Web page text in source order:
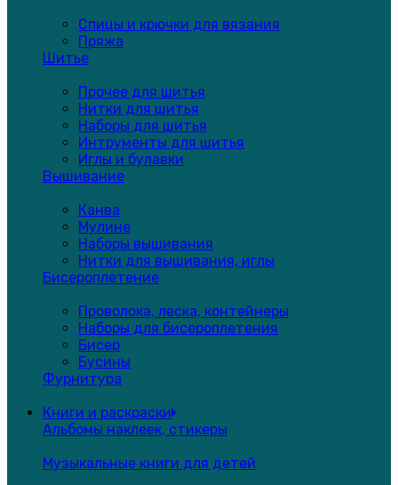
Спицы и крючки для вязания
Пряжа
Шитье
Прочее для шитья
Нитки для шитья
Наборы для шитья
Интрументы для шитья
Иглы и булавки
Вышивание
Канва
Мулине
Наборы вышивания
Нитки для вышивания, иглы
Бисероплетение
Проволока, леска, контейнеры
Наборы для бисероплетения
Бисер
Бусины
Фурнитура
Книги и раскраски
Альбомы наклеек, стикеры
Музыкальные книги для детей